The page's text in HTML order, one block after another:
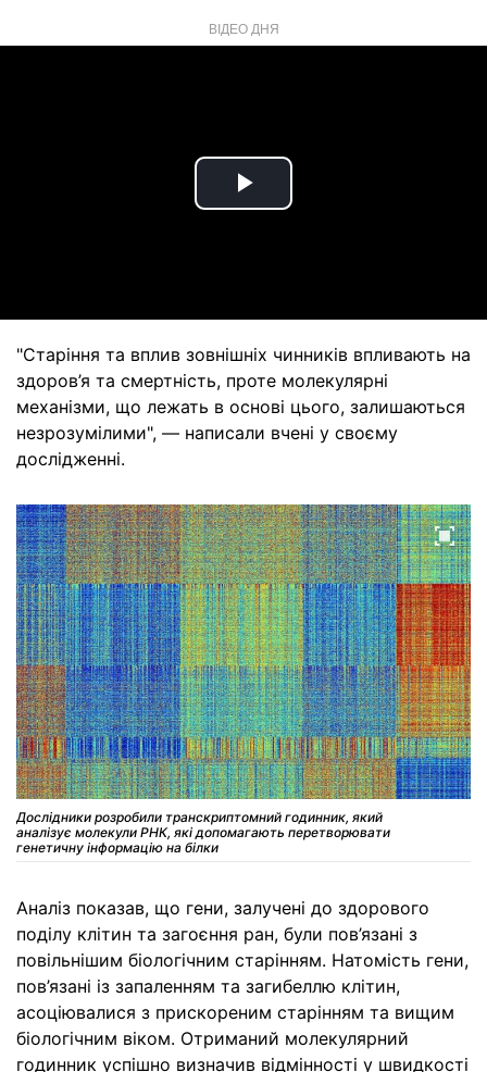
ВІДЕО ДНЯ
Play
"Старіння та вплив зовнішніх чинників впливають на
здоров’я та смертність, проте молекулярні
механізми, що лежать в основі цього, залишаються
незрозумілими", — написали вчені у своєму
дослідженні.
Дослідники розробили транскриптомний годинник, який
аналізує молекули РНК, які допомагають перетворювати
генетичну інформацію на білки
Аналіз показав, що гени, залучені до здорового
поділу клітин та загоєння ран, були пов’язані з
повільнішим біологічним старінням. Натомість гени,
пов’язані із запаленням та загибеллю клітин,
асоціювалися з прискореним старінням та вищим
біологічним віком. Отриманий молекулярний
годинник успішно визначив відмінності у швидкості